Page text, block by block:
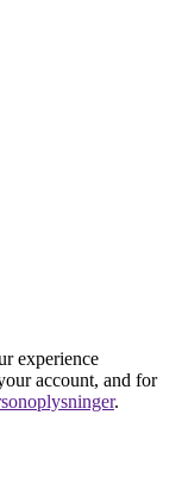
experience
account, and for
.